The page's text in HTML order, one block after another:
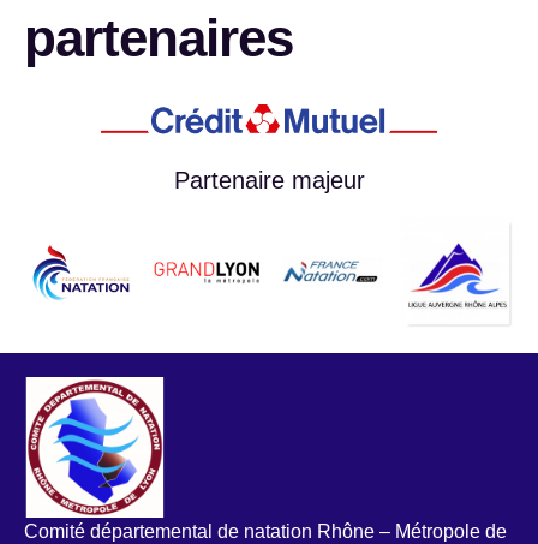
partenaires
Partenaire majeur
Comité départemental de natation Rhône – Métropole de